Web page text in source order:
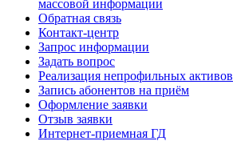
массовой информации
Обратная связь
Контакт-центр
Запрос информации
Задать вопрос
Реализация непрофильных активов
Запись абонентов на приём
Оформление заявки
Отзыв заявки
Интернет-приемная ГД